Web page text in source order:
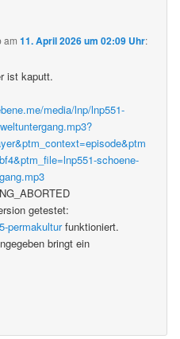
am11. April 2026 um 02:09 Uhr:
ist kaputt.
media/lnp/lnp551-
schoene-
getestet:
permakulturfunktioniert.
bringt ein